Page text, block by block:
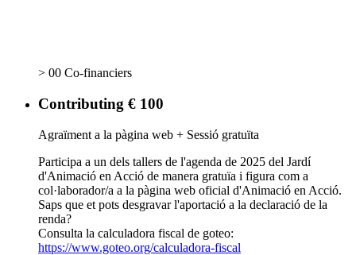
> 00 Co-financiers
Contributing € 100
Agraïment a la pàgina web + Sessió gratuïta
Participa a un dels tallers de l'agenda de 2025 del Jardí
d'Animació en Acció de manera gratuïa i figura com a
col·laborador/a a la pàgina web oficial d'Animació en Acció.
Saps que et pots desgravar l'aportació a la declaració de la
renda?
Consulta la calculadora fiscal de goteo:
https://www.goteo.org/calculadora-fiscal